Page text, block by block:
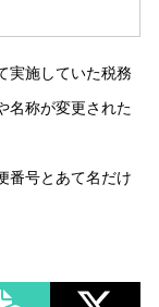
施していた税務
名称が変更された
号とあて名だけ